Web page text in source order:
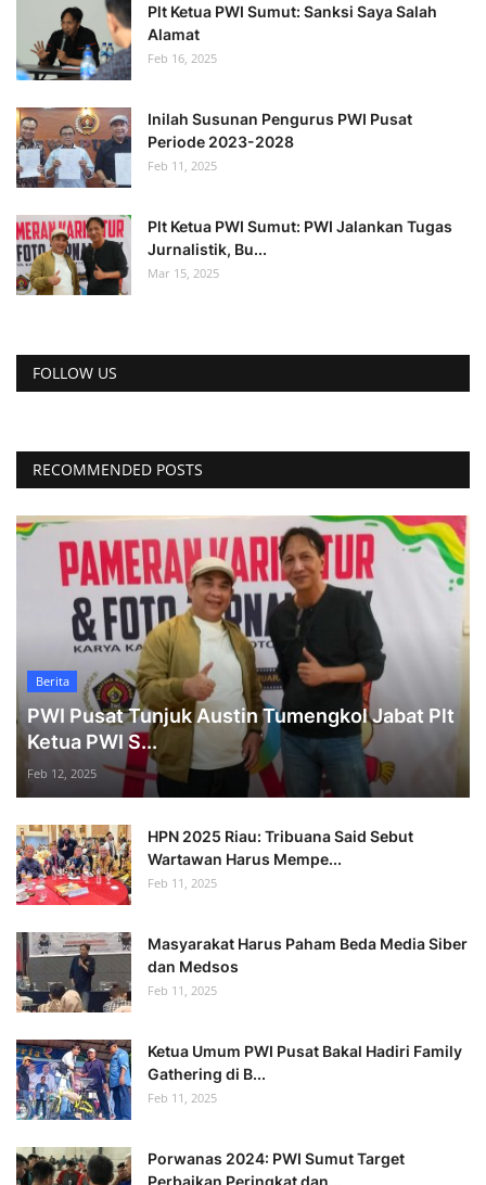
Plt Ketua PWI Sumut: Sanksi Saya Salah
Alamat
Feb 16, 2025
Inilah Susunan Pengurus PWI Pusat
Periode 2023-2028
Feb 11, 2025
Plt Ketua PWI Sumut: PWI Jalankan Tugas
Jurnalistik, Bu...
Mar 15, 2025
FOLLOW US
RECOMMENDED POSTS
Berita
PWI Pusat Tunjuk Austin Tumengkol Jabat Plt
Ketua PWI S...
Feb 12, 2025
HPN 2025 Riau: Tribuana Said Sebut
Wartawan Harus Mempe...
Feb 11, 2025
Masyarakat Harus Paham Beda Media Siber
dan Medsos
Feb 11, 2025
Ketua Umum PWI Pusat Bakal Hadiri Family
Gathering di B...
Feb 11, 2025
Porwanas 2024: PWI Sumut Target
Perbaikan Peringkat dan...